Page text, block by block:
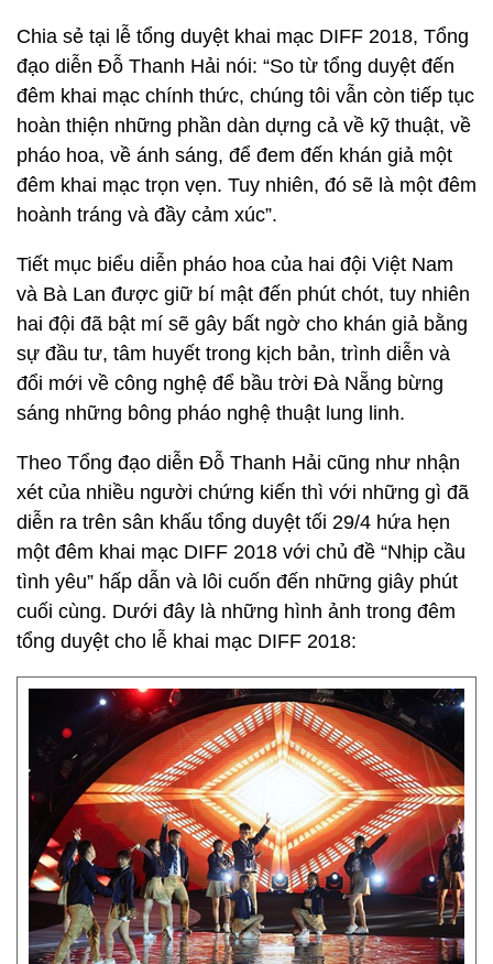
Chia sẻ tại lễ tổng duyệt khai mạc DIFF 2018, Tổng
đạo diễn Đỗ Thanh Hải nói: “So từ tổng duyệt đến
đêm khai mạc chính thức, chúng tôi vẫn còn tiếp tục
hoàn thiện những phần dàn dựng cả về kỹ thuật, về
pháo hoa, về ánh sáng, để đem đến khán giả một
đêm khai mạc trọn vẹn. Tuy nhiên, đó sẽ là một đêm
hoành tráng và đầy cảm xúc”.
Tiết mục biểu diễn pháo hoa của hai đội Việt Nam
và Bà Lan được giữ bí mật đến phút chót, tuy nhiên
hai đội đã bật mí sẽ gây bất ngờ cho khán giả bằng
sự đầu tư, tâm huyết trong kịch bản, trình diễn và
đổi mới về công nghệ để bầu trời Đà Nẵng bừng
sáng những bông pháo nghệ thuật lung linh.
Theo Tổng đạo diễn Đỗ Thanh Hải cũng như nhận
xét của nhiều người chứng kiến thì với những gì đã
diễn ra trên sân khấu tổng duyệt tối 29/4 hứa hẹn
một đêm khai mạc DIFF 2018 với chủ đề “Nhịp cầu
tình yêu” hấp dẫn và lôi cuốn đến những giây phút
cuối cùng. Dưới đây là những hình ảnh trong đêm
tổng duyệt cho lễ khai mạc DIFF 2018: